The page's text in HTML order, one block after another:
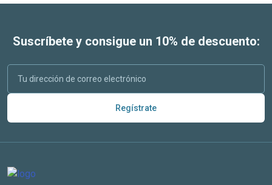
Suscríbete y consigue un 10% de descuento:
Regístrate